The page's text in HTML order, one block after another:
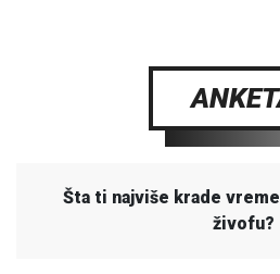
Šta ti najviše krade
živofu?